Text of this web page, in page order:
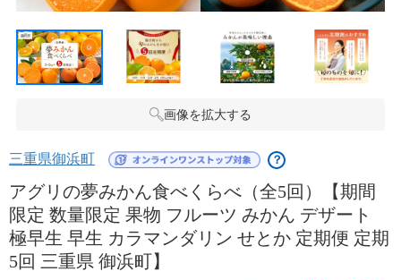
画像を拡大する
三重県御浜町 ？
アグリの夢みかん食べくらべ（全5回）【期間
限定 数量限定 果物 フルーツ みかん デザート
極早生 早生 カラマンダリン せとか 定期便 定期
5回 三重県 御浜町】